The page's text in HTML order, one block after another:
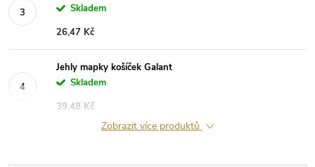
Skladem
26,47 Kč
Jehly mapky košíček Galant
Skladem
39,48 Kč
Zobrazit více produktů